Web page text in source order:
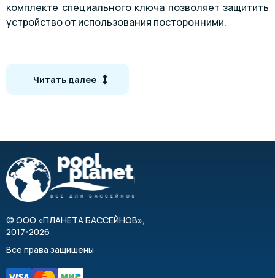
комплекте специального ключа позволяет защитить
устройство от использования посторонними.
Особенности
Расположение внутри или снаружи чаши бассейна
Комплектация
Крепление
Вал с электродвигателем
Панель управления
ПВХ панели
Читать далее
© ООО «ПЛАНЕТА БАССЕЙНОВ»,
2017-2026
Все права защищены